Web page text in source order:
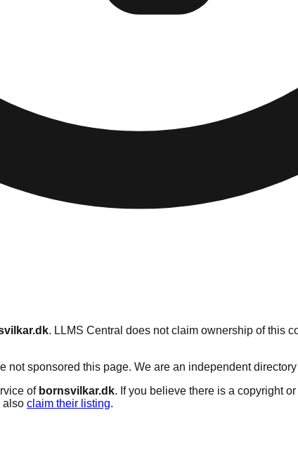
. LLMS Central does not claim ownership of this
not sponsored this page. We are an independent
of bornsvilkar.dk. If you believe there is a copyright
also claim their listing.